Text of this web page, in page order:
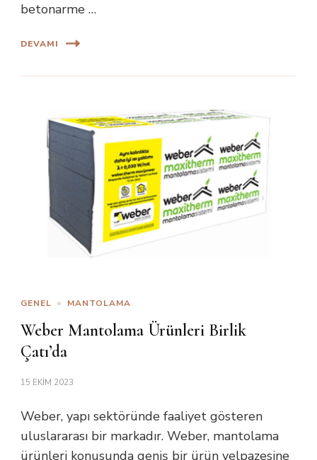
betonarme …
DEVAMI
GENEL MANTOLAMA
Weber Mantolama Ürünleri Birlik
Çatı’da
15 EKIM 2023
Weber, yapı sektöründe faaliyet gösteren
uluslararası bir markadır. Weber, mantolama
ürünleri konusunda geniş bir ürün yelpazesine